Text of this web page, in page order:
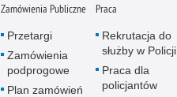
Zamówienia Publiczne
Przetargi
Zamówienia
podprogowe
Plan zamówień
Praca
Rekrutacja do
służby w Policji
Praca dla
policjantów